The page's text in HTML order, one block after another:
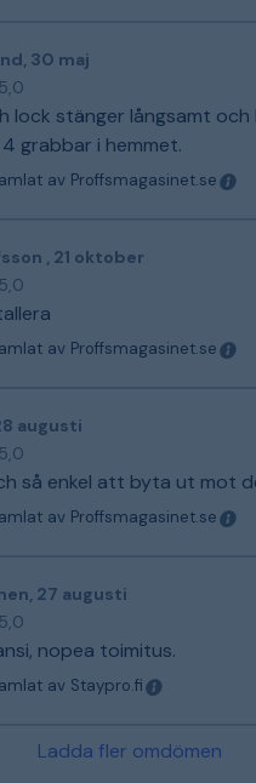
, 30 maj
5,0
lock stänger långsamt och
grabbar i hemmet.
av Proffsmagasinet.se
, 21 oktober
5,0
av Proffsmagasinet.se
augusti
5,0
så enkel att byta ut mot
av Proffsmagasinet.se
, 27 augusti
5,0
nopea toimitus.
av Staypro.fi
Ladda fler omdömen